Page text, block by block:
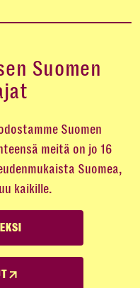
Suomen
Suomen
meitä on jo 16
Suomea,
kaikille.